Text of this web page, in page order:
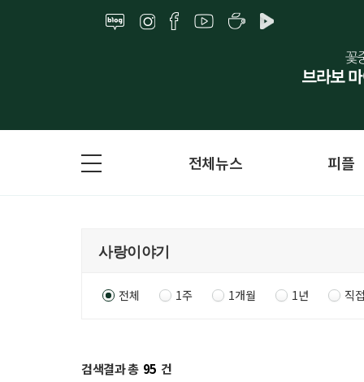
전체뉴스 피플
전체 1주 1개월 1년 직
검색결과 총 95 건